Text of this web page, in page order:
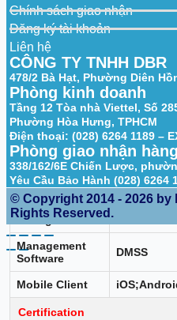
Audio
Built-in MIC
Built-in Speaker Yes, built-
Audio
Compression
G.711a
Network
Network Port RJ-45 (10/
Wi-Fi
IEEE
G
Storage
Management
Software
DMSS
Mobile Client
Certification
Chính sách giao nhận
Đăng ký tài khoản
Liên hệ
CÔNG TY TNHH DBR
478/2 Bà Hạt, Phường Diên
Phòng kinh doanh
Tầng 12 Tòa nhà Viettel, Số
Phường Hòa Hưng, TPHCM
Điện thoại: (028) 6264 1189 –
Phòng giao nhận hàng
338/162/6E Chiến Lược,
Yêu Cầu Bảo Hành (028) 6264
© Copyright 2014 - 2026 by
Rights Reserved.